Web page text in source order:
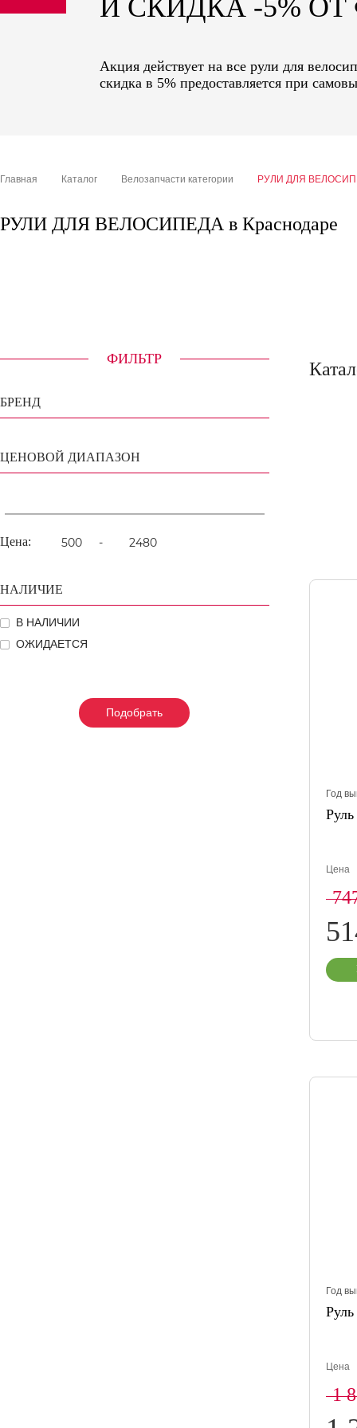
sale
И СКИДКА -5%
Акция действует на все рули для
скидка в 5% предоставляется при
Главная Каталог Велозапчасти категории РУЛИ ДЛЯ
РУЛИ ДЛЯ ВЕЛОСИПЕДА в Краснодаре
ФИЛЬТР
БРЕНД
ЦЕНОВОЙ ДИАПАЗОН
Цена: -
НАЛИЧИЕ
В НАЛИЧИИ
ОЖИДАЕТСЯ
Подобрать
Подобрать
Подобрать
Год
Цена
Год
Цена
1